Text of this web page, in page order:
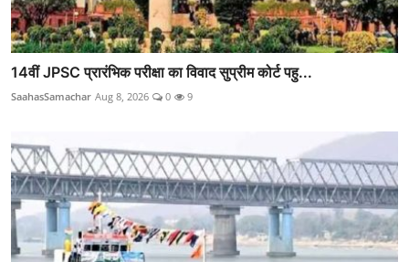
14वीं JPSC प्रारंभिक परीक्षा का विवाद सुप्रीम कोर्ट पहु...
SaahasSamachar Aug 8, 2026 0 9